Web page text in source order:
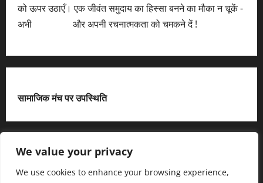
We value your privacy
We use cookies to enhance your browsing experience,
को ऊपर उठाएँ। एक जीवंत समुदाय का हिस्सा बनने का मौका न चूकें -
अभी
और अपनी रचनात्मकता को चमकने दें !
सामाजिक मंच पर उपस्थिति
X